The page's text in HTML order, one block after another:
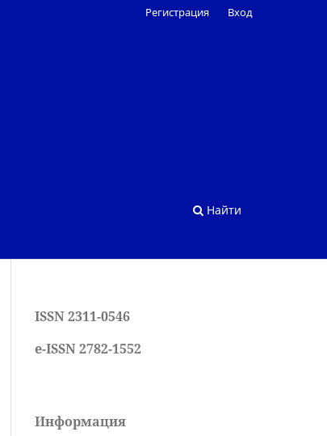
Найти
Регистрация Вход
ISSN 2311-0546
e-ISSN 2782-1552
Информация